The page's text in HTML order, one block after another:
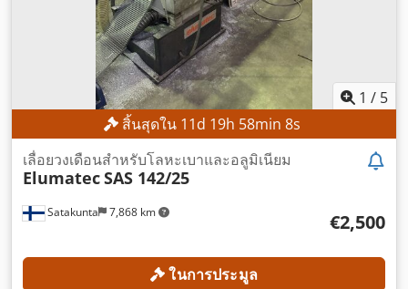
1 / 5
สิ้นสุดใน 11d 19h 58min 7s
Satakunta 7,868 km
เลื่อยวงเดือนสำหรับโลหะเบาและอลูมิเนียม
ElumatecSAS 142/25
€2,500
ในการประมูล